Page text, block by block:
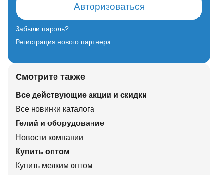
Авторизоваться
Забыли пароль?
Регистрация нового партнера
Смотрите также
Все действующие акции и скидки
Все новинки каталога
Гелий и оборудование
Новости компании
Купить оптом
Купить мелким оптом